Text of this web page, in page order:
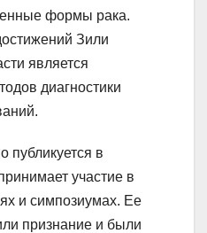
формы рака.
Зили
является
диагностики
публикуется в
участие в
и симпозиумах. Ее
признание и были